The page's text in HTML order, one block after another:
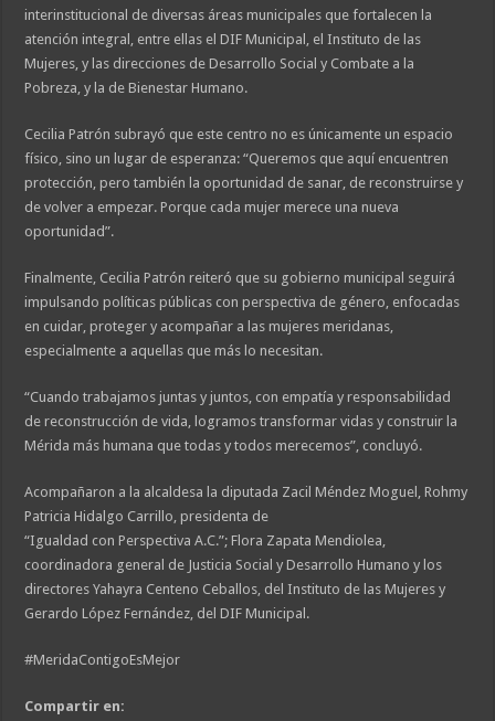
interinstitucional de diversas áreas municipales que fortalecen la
atención integral, entre ellas el DIF Municipal, el Instituto de las
Mujeres, y las direcciones de Desarrollo Social y Combate a la
Pobreza, y la de Bienestar Humano.
Cecilia Patrón subrayó que este centro no es únicamente un espacio
físico, sino un lugar de esperanza: “Queremos que aquí encuentren
protección, pero también la oportunidad de sanar, de reconstruirse y
de volver a empezar. Porque cada mujer merece una nueva
oportunidad”.
Finalmente, Cecilia Patrón reiteró que su gobierno municipal seguirá
impulsando políticas públicas con perspectiva de género, enfocadas
en cuidar, proteger y acompañar a las mujeres meridanas,
especialmente a aquellas que más lo necesitan.
“Cuando trabajamos juntas y juntos, con empatía y responsabilidad
de reconstrucción de vida, logramos transformar vidas y construir la
Mérida más humana que todas y todos merecemos”, concluyó.
Acompañaron a la alcaldesa la diputada Zacil Méndez Moguel, Rohmy
Patricia Hidalgo Carrillo, presidenta de
“Igualdad con Perspectiva A.C.”; Flora Zapata Mendiolea,
coordinadora general de Justicia Social y Desarrollo Humano y los
directores Yahayra Centeno Ceballos, del Instituto de las Mujeres y
Gerardo López Fernández, del DIF Municipal.
#MeridaContigoEsMejor
Compartir en: